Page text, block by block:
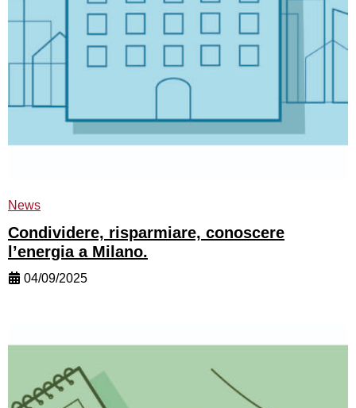
News
Condividere, risparmiare, conoscere
l’energia a Milano.
04/09/2025